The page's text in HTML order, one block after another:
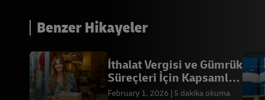
Benzer Hikayeler
İthalat Vergisi ve Gümrük
Süreçleri İçin Kapsamlı
Rehber
February 1, 2026 5 dakika okuma